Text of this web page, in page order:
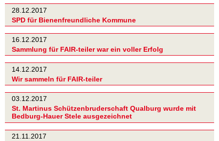
28.12.2017
SPD für Bienenfreundliche Kommune
16.12.2017
Sammlung für FAIR-teiler war ein voller Erfolg
14.12.2017
Wir sammeln für FAIR-teiler
03.12.2017
St. Martinus Schützenbruderschaft Qualburg wurde mit
Bedburg-Hauer Stele ausgezeichnet
21.11.2017